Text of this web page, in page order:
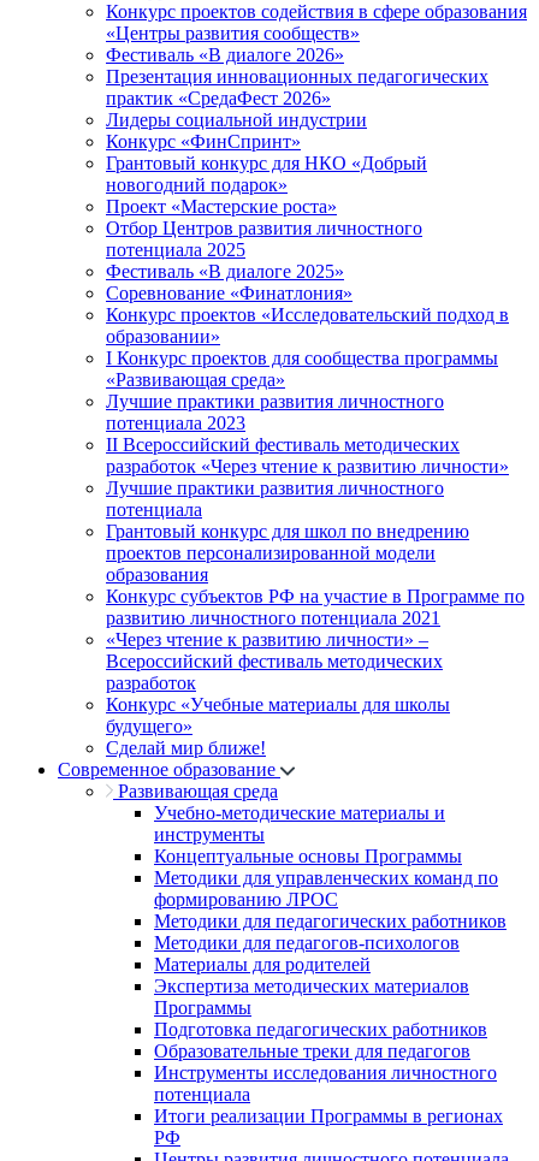
Конкурс проектов содействия в сфере образования
«Центры развития сообществ»
Фестиваль «В диалоге 2026»
Презентация инновационных педагогических
практик «СредаФест 2026»
Лидеры социальной индустрии
Конкурс «ФинСпринт»
Грантовый конкурс для НКО «Добрый
новогодний подарок»
Проект «Мастерские роста»
Отбор Центров развития личностного
потенциала 2025
Фестиваль «В диалоге 2025»
Соревнование «Финатлония»
Конкурс проектов «Исследовательский подход в
образовании»
I Конкурс проектов для сообщества программы
«Развивающая среда»
Лучшие практики развития личностного
потенциала 2023
II Всероссийский фестиваль методических
разработок «Через чтение к развитию личности»
Лучшие практики развития личностного
потенциала
Грантовый конкурс для школ по внедрению
проектов персонализированной модели
образования
Конкурс субъектов РФ на участие в Программе по
развитию личностного потенциала 2021
«Через чтение к развитию личности» –
Всероссийский фестиваль методических
разработок
Конкурс «Учебные материалы для школы
будущего»
Сделай мир ближе!
Современное образование
Развивающая среда
Учебно-методические материалы и
инструменты
Концептуальные основы Программы
Методики для управленческих команд по
формированию ЛРОС
Методики для педагогических работников
Методики для педагогов-психологов
Материалы для родителей
Экспертиза методических материалов
Программы
Подготовка педагогических работников
Образовательные треки для педагогов
Инструменты исследования личностного
потенциала
Итоги реализации Программы в регионах
РФ